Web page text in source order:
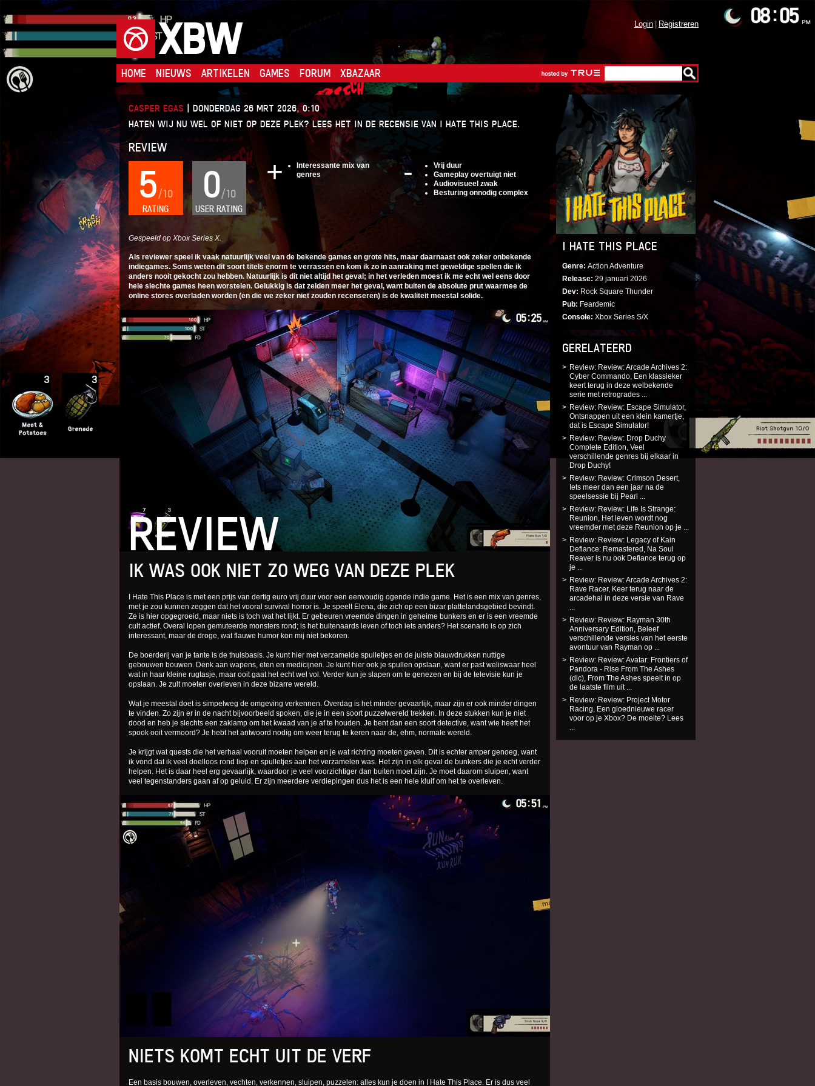
XBW Registreren
Login
HOME NIEUWS ARTIKELEN GAMES FORUM XBAZAAR
CASPER EGAS | DONDERDAG 26 MRT 2026, 0:10
HATEN WIJ NU WEL OF NIET OP DEZE PLEK? LEES HET IN DE RECENSIE VAN I HATE THIS PLACE.
REVIEW
RATING
5/10
USER RATING
0/10
Interessante mix van
genres
Vrij duur
Gameplay overtuigt niet
Audiovisueel zwak
Besturing onnodig complex
Gespeeld op Xbox Series X.
Als reviewer speel ik vaak natuurlijk veel van de bekende games en grote hits, maar daarnaast ook zeker onbekende
indiegames. Soms weten dit soort titels enorm te verrassen en kom ik zo in aanraking met geweldige spellen die ik
anders nooit gekocht zou hebben. Natuurlijk is dit niet altijd het geval; in het verleden moest ik me echt wel eens door
hele slechte games heen worstelen. Gelukkig is dat zelden meer het geval, want buiten de absolute prut waarmee de
online stores overladen worden (en die we zeker niet zouden recenseren) is de kwaliteit meestal solide.
REVIEW
IK WAS OOK NIET ZO WEG VAN DEZE PLEK
I Hate This Place is met een prijs van dertig euro vrij duur voor een eenvoudig ogende indie game. Het is een mix van genres,
met je zou kunnen zeggen dat het vooral survival horror is. Je speelt Elena, die zich op een bizar plattelandsgebied bevindt.
Ze is hier opgegroeid, maar niets is toch wat het lijkt. Er gebeuren vreemde dingen in geheime bunkers en er is een vreemde
cult actief. Overal lopen gemuteerde monsters rond; is het buitenaards leven of toch iets anders? Het scenario is op zich
interessant, maar de droge, wat flauwe humor kon mij niet bekoren.
De boerderij van je tante is de thuisbasis. Je kunt hier met verzamelde spulletjes en de juiste blauwdrukken nuttige
gebouwen bouwen. Denk aan wapens, eten en medicijnen. Je kunt hier ook je spullen opslaan, want er past weliswaar heel
wat in haar kleine rugtasje, maar ooit gaat het echt wel vol. Verder kun je slapen om te genezen en bij de televisie kun je
opslaan. Je zult moeten overleven in deze bizarre wereld.
Wat je meestal doet is simpelweg de omgeving verkennen. Overdag is het minder gevaarlijk, maar zijn er ook minder dingen
te vinden. Zo zijn er in de nacht bijvoorbeeld spoken, die je in een soort puzzelwereld trekken. In deze stukken kun je niet
dood en heb je slechts een zaklamp om het kwaad van je af te houden. Je bent dan een soort detective, want wie heeft het
spook ooit vermoord? Je hebt het antwoord nodig om weer terug te keren naar de, ehm, normale wereld.
Je krijgt wat quests die het verhaal vooruit moeten helpen en je wat richting moeten geven. Dit is echter amper genoeg, want
ik vond dat ik veel doelloos rond liep en spulletjes aan het verzamelen was. Het zijn in elk geval de bunkers die je echt verder
helpen. Het is daar heel erg gevaarlijk, waardoor je veel voorzichtiger dan buiten moet zijn. Je moet daarom sluipen, want
veel tegenstanders gaan af op geluid. Er zijn meerdere verdiepingen dus het is een hele kluif om het te overleven.
NIETS KOMT ECHT UIT DE VERF
Een basis bouwen, overleven, vechten, verkennen, sluipen, puzzelen: alles kun je doen in I Hate This Place. Er is dus veel
I HATE THIS PLACE
Genre Action Adventure
Release 29 januari 2026
Dev Rock Square Thunder
Pub Feardemic
Console Xbox Series S/X
GERELATEERD
Review: Review: Arcade Archives 2:
Cyber Commando, Een klassieker
keert terug in deze welbekende
serie met retrogrades ...
Review: Review: Escape Simulator,
Ontsnappen uit een klein kamertje,
dat is Escape Simulator!
Review: Review: Drop Duchy
Complete Edition, Veel
verschillende genres bij elkaar in
Drop Duchy!
Review: Review: Crimson Desert,
Iets meer dan een jaar na de
speelsessie bij Pearl ...
Review: Review: Life Is Strange:
Reunion, Het leven wordt nog
vreemder met deze Reunion op je ...
Review: Review: Legacy of Kain
Defiance: Remastered, Na Soul
Reaver is nu ook Defiance terug op
je ...
Review: Review: Arcade Archives 2:
Rave Racer, Keer terug naar de
arcadehal in deze versie van Rave
...
Review: Review: Rayman 30th
Anniversary Edition, Beleef
verschillende versies van het eerste
avontuur van Rayman op ...
Review: Review: Avatar: Frontiers of
Pandora - Rise From The Ashes
(dlc), From The Ashes speelt in op
de laatste film uit ...
Review: Review: Project Motor
Racing, Een gloednieuwe racer
voor op je Xbox? De moeite? Lees
...